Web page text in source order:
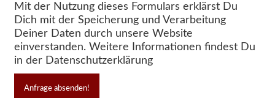
Mit der Nutzung dieses Formulars erklärst Du
Dich mit der Speicherung und Verarbeitung
Deiner Daten durch unsere Website
einverstanden. Weitere Informationen findest Du
in der Datenschutzerklärung
Anfrage absenden!